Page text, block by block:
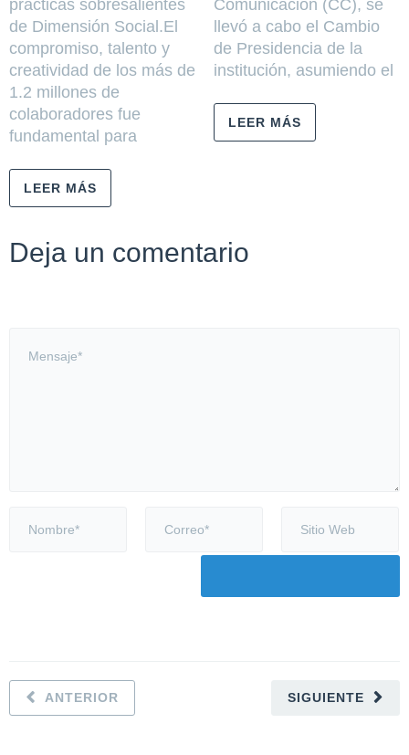
prácticas sobresalientes
de Dimensión Social.El
compromiso, talento y
creatividad de los más de
1.2 millones de
colaboradores fue
fundamental para
LEER MÁS
Comunicación (CC), se
llevó a cabo el Cambio
de Presidencia de la
institución, asumiendo el
LEER MÁS
Deja un comentario
SIGUIENTE
ANTERIOR